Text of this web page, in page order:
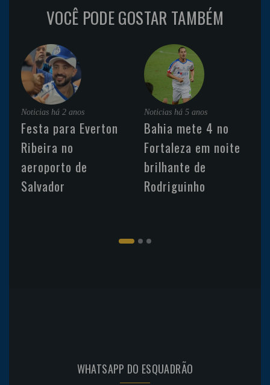
VOCÊ PODE GOSTAR TAMBÉM
Noticias há 2 anos
Festa para Everton
Ribeira no
aeroporto de
Salvador
Noticias há 5 anos
Bahia mete 4 no
Fortaleza em noite
brilhante de
Rodriguinho
WHATSAPP DO ESQUADRÃO